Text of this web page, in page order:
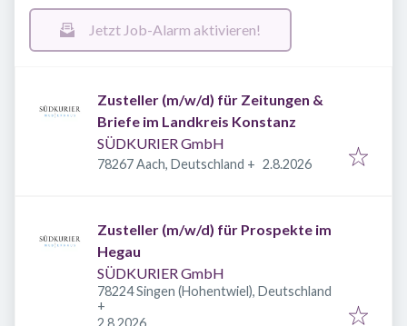
Jetzt Job-Alarm aktivieren!
Zusteller (m/w/d) für Zeitungen &
Briefe im Landkreis Konstanz
SÜDKURIER GmbH
78267 Aach, Deutschland + Veröffentlicht
2.8.2026
Zusteller (m/w/d) für Prospekte im
Hegau
SÜDKURIER GmbH
78224 Singen (Hohentwiel), Deutschland
+
Veröffentlicht
2.8.2026